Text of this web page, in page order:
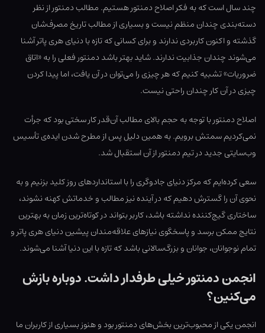
چند سال است که به فکر اصلاح دمنتور هستیم. مطالب دمنتور از نظر
دسته‌بندی چندان منظم نیست و بسیاری از مطالب تاریخ مصرف‌شان
گذشته و اکنون کاربردی ندارند و برای کسانی که تازه با دنیای هری پاتر آشنا
می‌شوند چندان جذابیت ندارند. شاید بهتر باشد دمنتور فعلی را به «اتاق
ضروریات» تشبیه کنیم که هر چیزی را می‌توان در آن یافت، اما پیدا کردن
چیزی در آن کار چندان راحتی نیست.
اصلاح دمنتور با توجه به حجم بالای مطالب آن‌قدر کار سختی بود که جرأت
نمی‌کردیم سمتش برویم. به همین دلیل پس از مطرح شدن ایده‌ی تأسیس
وب‌سایتی جدید در تیم دمنتور از آن استقبال شد.
سعی کرده‌ایم که مرکز دنیای جادوگری را با استانداردهای روز کلید بزنیم و به
نحوی آن را گسترش دهیم که در آینده نیز مطالب و خدماتش کهنه نشوند،
ساختاری گیج‌کننده نداشته باشد، کاربر بتواند در کوتاه‌ترین زمان به بهترین
نتایج ممکن برسد و پاسخگوی نیازهای علاقه‌مندان پیشین دنیای هری پاتر و
تمام نوجوانان، جوانان و بزرگ‌سالانی باشد که تازه با این دنیا آشنا می‌شوند.
انجمن دمنتور خیلی طرفدار داشت. دوباره بازش
می‌کنین؟
انجمن یکی از محبوب‌ترین بخش‌های دمنتور بود و هنوز بسیاری از کاربران ما